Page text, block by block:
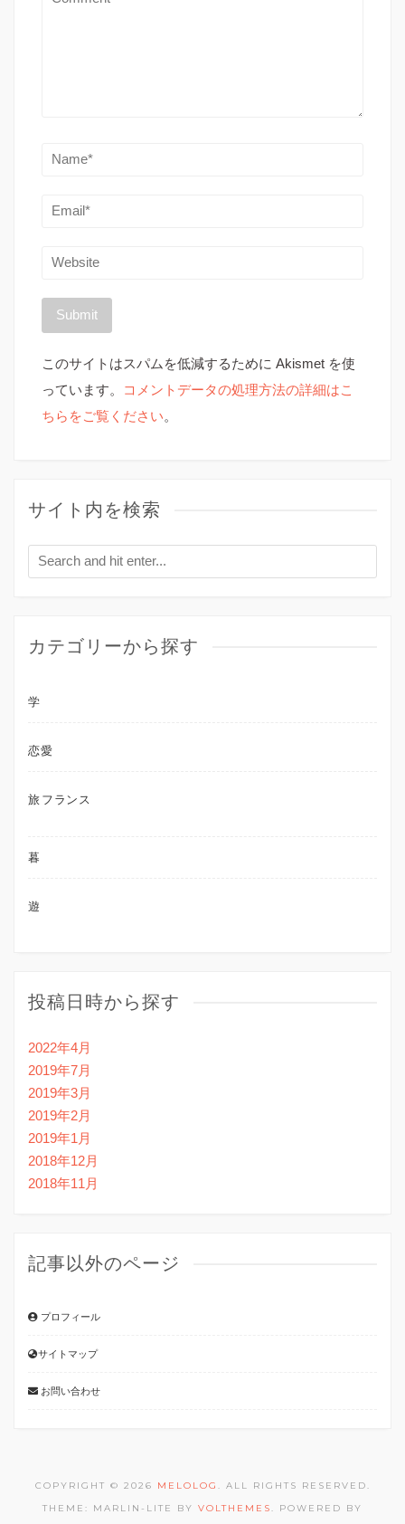
このサイトはスパムを低減するために Akismet を使
っています。
コメントデータの処理方法の詳細はこ
ちらをご覧ください。
サイト内を検索
カテゴリーから探す
学
恋愛
旅 フランス
暮
遊
投稿日時から探す
2022年4月
2019年7月
2019年3月
2019年2月
2019年1月
2018年12月
2018年11月
記事以外のページ
プロフィール
サイトマップ
お問い合わせ
COPYRIGHT © 2026 MELOLOG . ALL RIGHTS RESERVED.
THEME: MARLIN-LITE BY VOLTHEMES. POWERED BY